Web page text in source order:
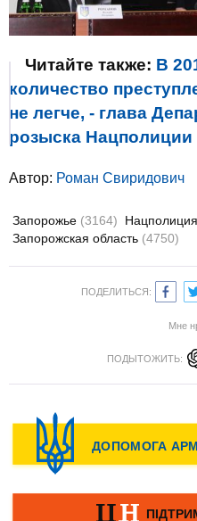
Читайте также: В
количество
не легче, - глава
розыска Нацполиции
Автор: Роман Свиридович
Запорожье (3164) Нацполиция
Запорожская область (4750)
ПОДЕЛИТЬСЯ:
Мне
ПОДЫТОЖИТЬ: